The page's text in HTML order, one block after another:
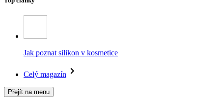
Jak poznat silikon v kosmetice
Celý magazín
Přejít na menu